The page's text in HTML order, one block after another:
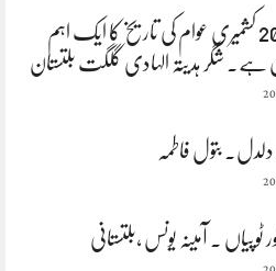
5 اگست 2019 کشمیری عوام کی تاریخ کا ایک اہم
ہے. شگر ہدیتہ الہادی گلگت بلتستان
بتول فاطمہ
ٹوپیاں . آمینہ یونس ،بلتستانی